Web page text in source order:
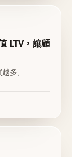
LTV，讓顧
多。